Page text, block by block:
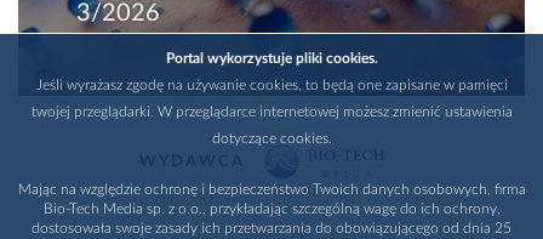
3/2026
Portal wykorzystuje pliki cookies.
Jeśli wyrażasz zgodę na używanie cookies, to będą one zapisane w pamięci
twojej przeglądarki. W przeglądarce internetowej możesz zmienić ustawienia
dotyczące cookies.
Mając na względzie ochronę i bezpieczeństwo Twoich danych osobowych, firma
Bio-Tech Media sp. z o.o., przykładając szczególną wagę do ich ochrony,
dostosowała swoje zasady ich przetwarzania do obowiązującego od dnia 25